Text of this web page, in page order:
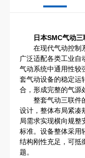
日本SMC气动
在现代气动控制系
广泛适配各类工业自
气动系统中通用性较
套气动设备的稳定运
合，形成完整的气源
整套气动三联件的
设计，整体布局紧凑
局需求实现横向规
标准。设备整体采用
结构刚性充足，可抵
题。